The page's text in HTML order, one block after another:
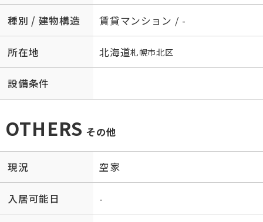
種別 / 建物構造 賃貸マンション / -
所在地 北海道札幌市北区
設備条件
OTHERS その他
現況 空家
入居可能日 -